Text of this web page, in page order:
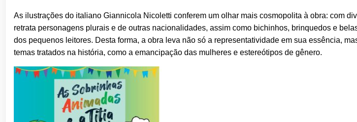
As ilustrações do italiano Giannicola Nicoletti conferem um olhar mais cosmopolita à obra: com
retrata personagens plurais e de outras nacionalidades, assim como bichinhos, brinquedos e
dos pequenos leitores. Desta forma, a obra leva não só a representatividade em sua essência,
temas tratados na história, como a emancipação das mulheres e estereótipos de gênero.